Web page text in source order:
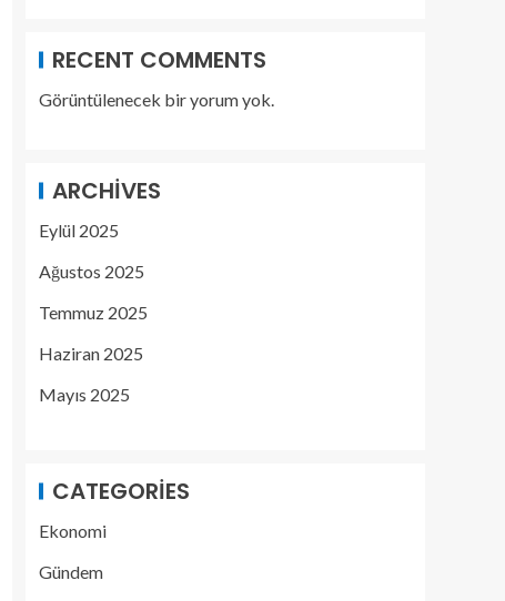
RECENT COMMENTS
Görüntülenecek bir yorum yok.
ARCHIVES
Eylül 2025
Ağustos 2025
Temmuz 2025
Haziran 2025
Mayıs 2025
CATEGORIES
Ekonomi
Gündem